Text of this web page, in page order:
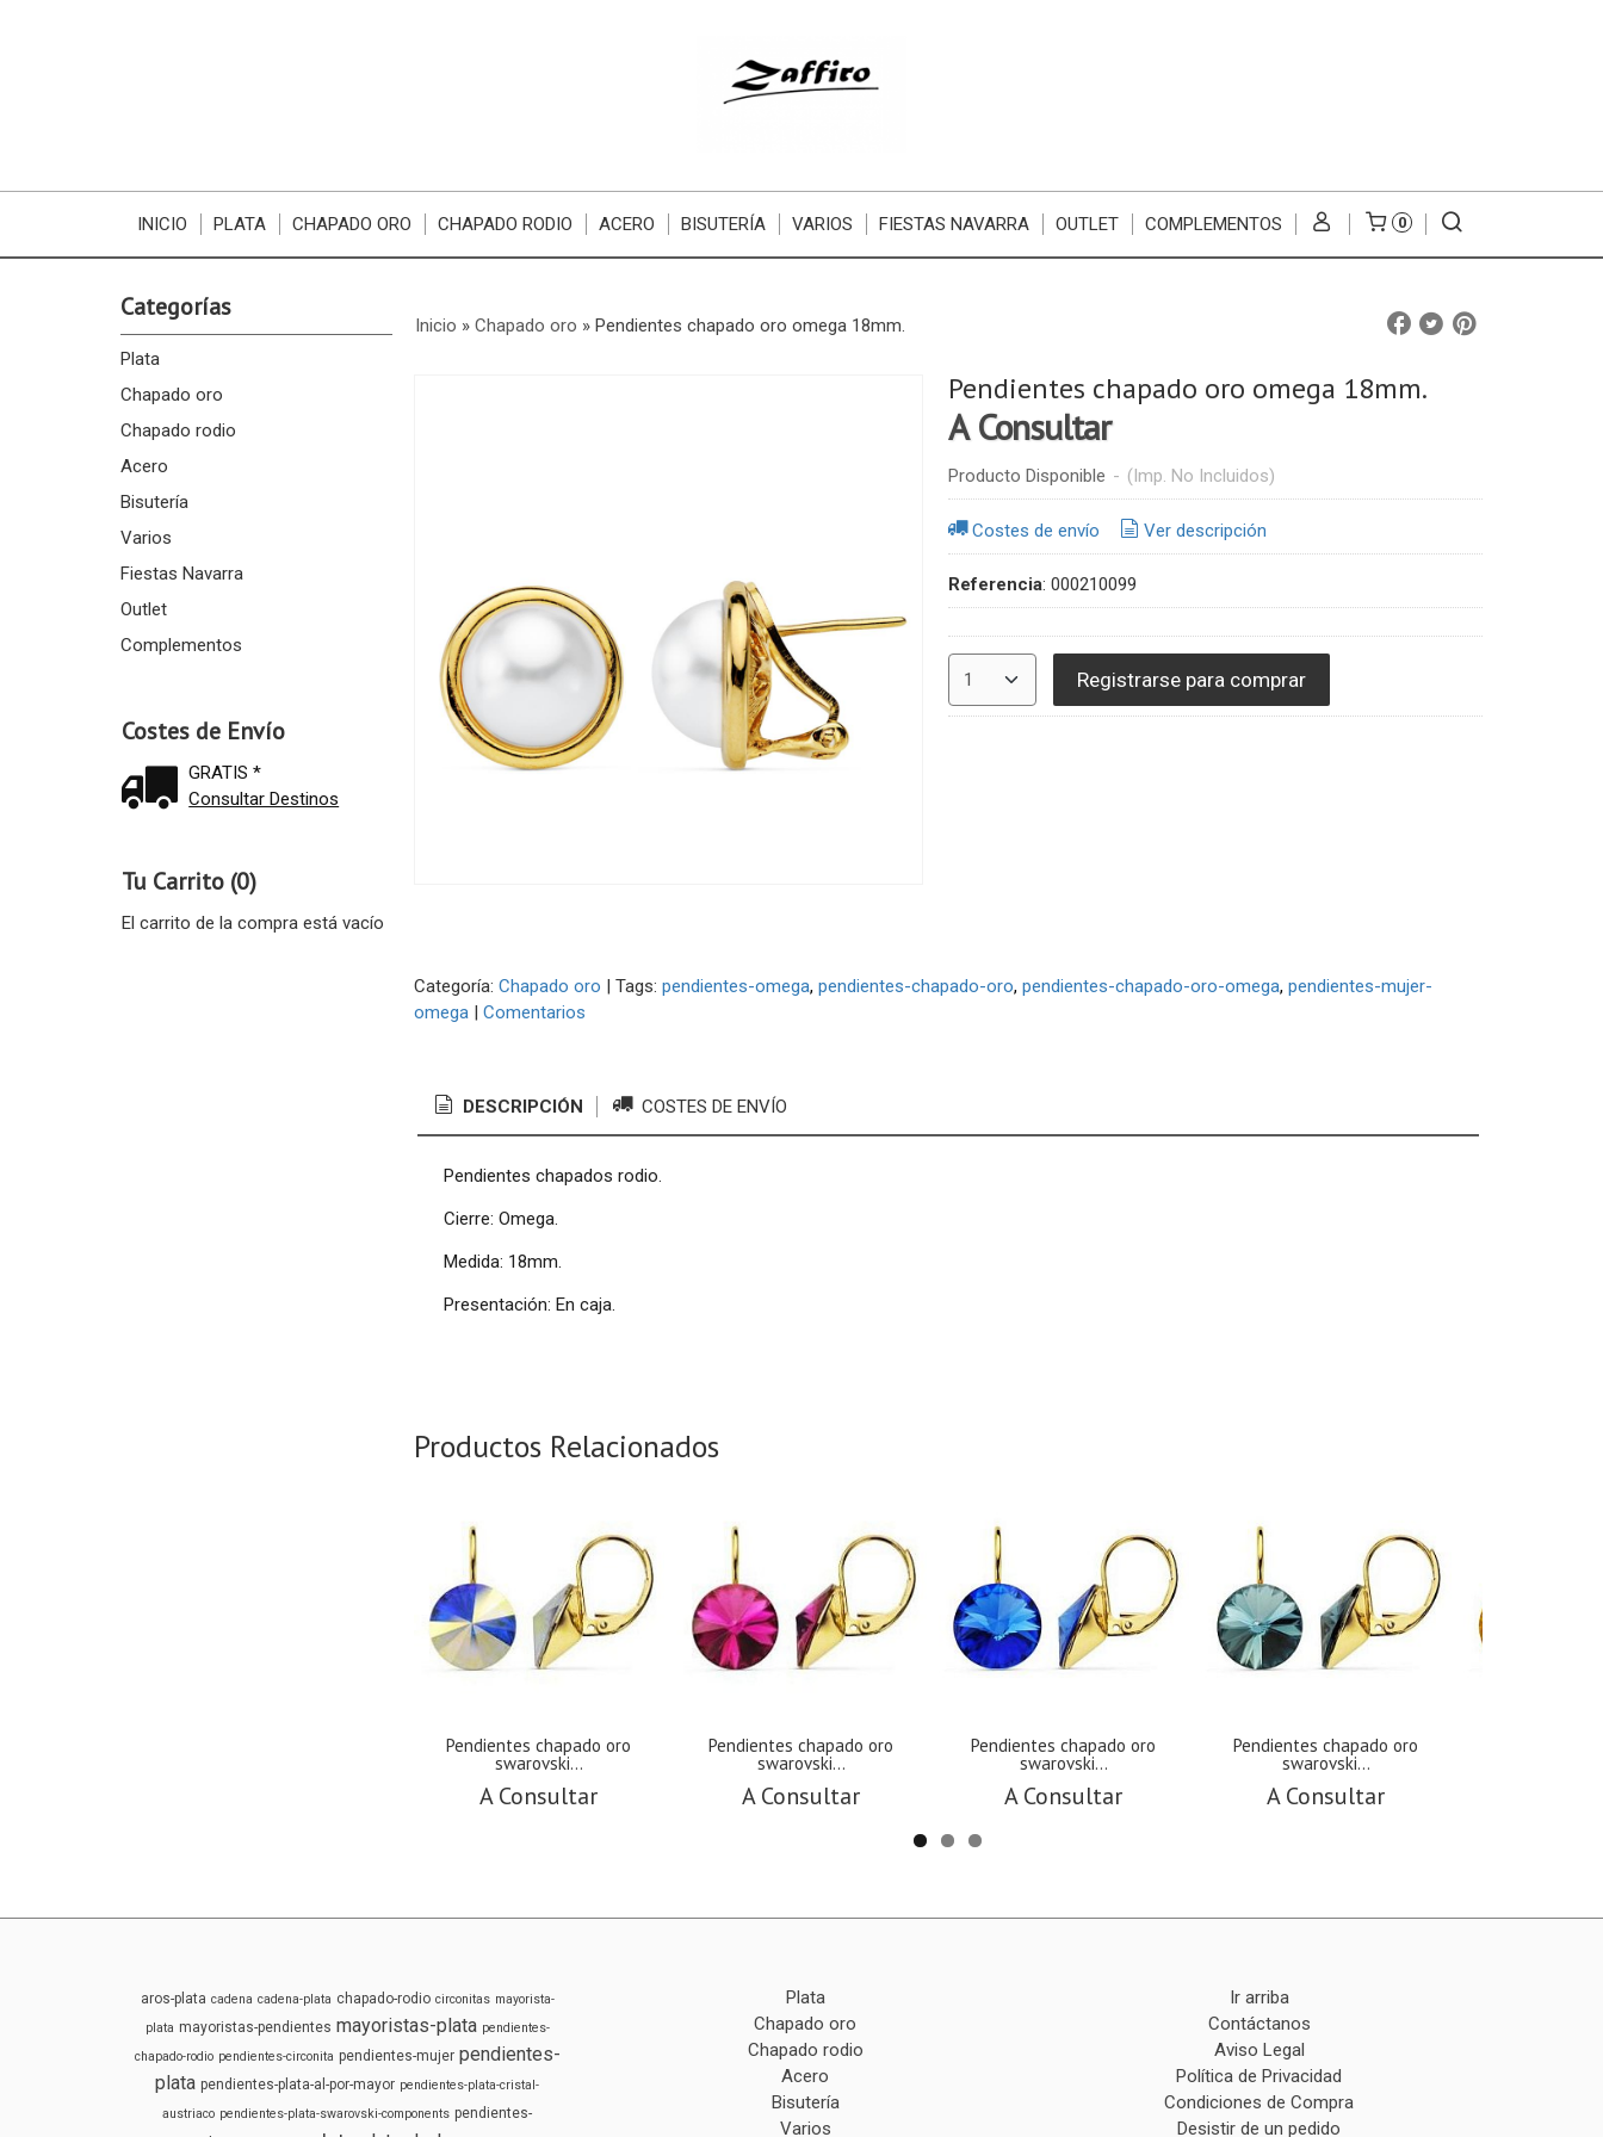
INICIO PLATA CHAPADO ORO CHAPADO RODIO ACERO BISUTERÍA VARIOS FIESTAS NAVARRA OUTLET COMPLEMENTOS 0
Categorías
Plata
Chapado oro
Chapado rodio
Acero
Bisutería
Varios
Fiestas Navarra
Outlet
Complementos
Costes de Envío
GRATIS *
Consultar Destinos
Tu Carrito (0)
El carrito de la compra está vacío
Inicio » Chapado oro » Pendientes chapado oro omega 18mm.
Pendientes chapado oro omega 18mm.
A Consultar
Producto Disponible - (Imp. No Incluidos)
Costes de envío Ver descripción
Referencia: 000210099
Registrarse para comprar
Categoría: Chapado oro | Tags: pendientes-omega pendientes-chapado-oro pendientes-chapado-oro-omega pendientes-mujer-
omega | Comentarios
DESCRIPCIÓN COSTES DE ENVÍO
Pendientes chapados rodio.
Cierre: Omega.
Medida: 18mm.
Presentación: En caja.
Productos Relacionados
Pendientes chapado oro
swarovski...
A Consultar
Pendientes chapado oro
swarovski...
A Consultar
Pendientes chapado oro
swarovski...
A Consultar
Pendientes chapado oro
swarovski...
A Consultar
aros-plata cadena cadena-plata chapado-rodio circonitas mayorista-
plata mayoristas-pendientes mayoristas-plata pendientes-
chapado-rodio pendientes-circonita pendientes-mujer pendientes-
plata pendientes-plata-al-por-mayor pendientes-plata-cristal-
austriaco pendientes-plata-swarovski-components pendientes-
Plata
Chapado oro
Chapado rodio
Acero
Bisutería
Varios
Ir arriba
Contáctanos
Aviso Legal
Política de Privacidad
Condiciones de Compra
Desistir de un pedido